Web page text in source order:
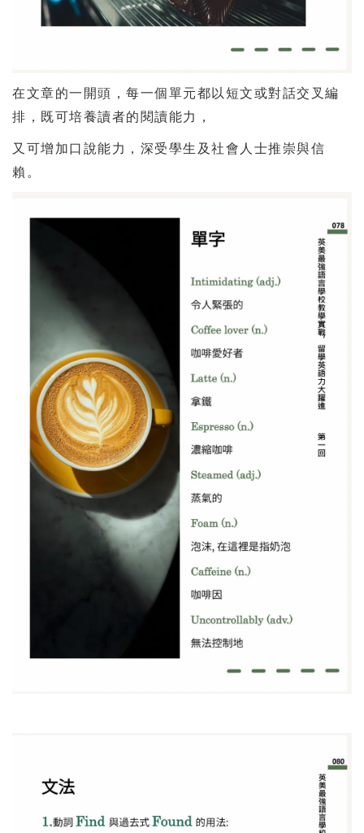
在文章的一開頭，每一個單元都以短文或對話交叉編
排，既可培養讀者的閱讀能力，
又可增加口說能力，深受學生及社會人士推崇與信
賴。